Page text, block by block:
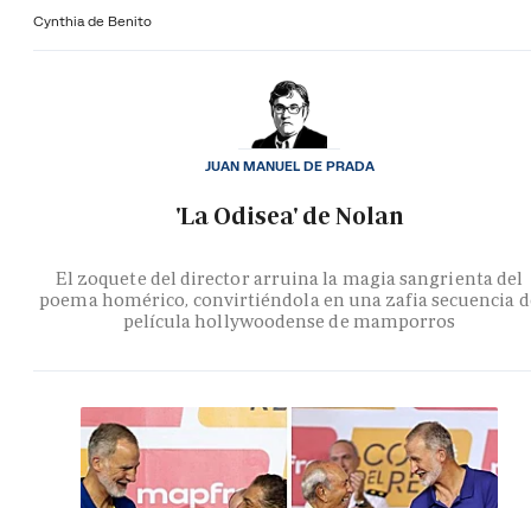
Cynthia de Benito
'La Odisea' de Nolan
El zoquete del director arruina la magia sangrienta del
poema homérico, convirtiéndola en una zafia secuencia
película hollywoodense de mamporros
JUAN MANUEL DE PRADA